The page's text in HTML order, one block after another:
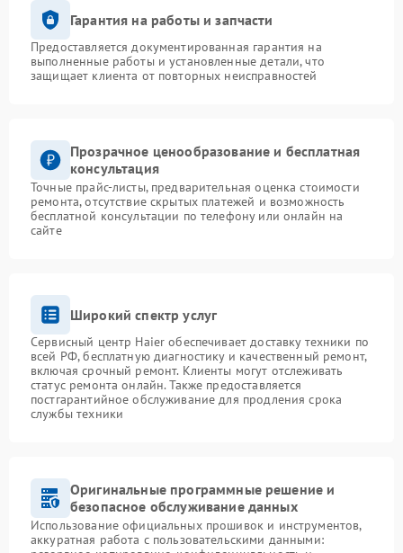
Гарантия на работы и запчасти
Предоставляется документированная гарантия на
выполненные работы и установленные детали, что
защищает клиента от повторных неисправностей
Прозрачное ценообразование и бесплатная
консультация
Точные прайс-листы, предварительная оценка стоимости
ремонта, отсутствие скрытых платежей и возможность
бесплатной консультации по телефону или онлайн на
сайте
Широкий спектр услуг
Сервисный центр Haier обеспечивает доставку техники по
всей РФ, бесплатную диагностику и качественный ремонт,
включая срочный ремонт. Клиенты могут отслеживать
статус ремонта онлайн. Также предоставляется
постгарантийное обслуживание для продления срока
службы техники
Оригинальные программные решение и
безопасное обслуживание данных
Использование официальных прошивок и инструментов,
аккуратная работа с пользовательскими данными: